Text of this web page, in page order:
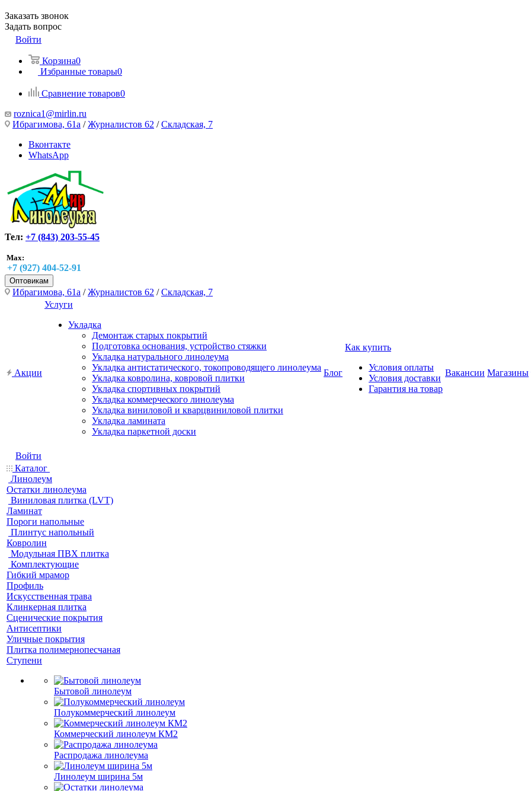
Заказать звонок
Задать вопрос
Войти
Корзина0
Избранные товары0
Сравнение товаров0
roznica1@mirlin.ru
Ибрагимова, 61а /Журналистов 62 /Складская, 7
Вконтакте
WhatsApp
Тел: +7 (843) 203-55-45
Max:
+7 (927) 404-52-91
Оптовикам
Ибрагимова, 61а /Журналистов 62 /Складская, 7
Акции
Услуги
Укладка
Демонтаж старых покрытий
Подготовка основания, устройство стяжки
Укладка натурального линолеума
Укладка антистатического, токопроводящего линолеума
Укладка ковролина, ковровой плитки
Укладка спортивных покрытий
Укладка коммерческого линолеума
Укладка виниловой и кварцвиниловой плитки
Укладка ламината
Укладка паркетной доски
Блог
Как купить
Условия оплаты
Условия доставки
Гарантия на товар
Вакансии Магазины
Войти
Каталог
Линолеум
Остатки линолеума
Виниловая плитка (LVT)
Ламинат
Пороги напольные
Плинтус напольный
Ковролин
Модульная ПВХ плитка
Комплектующие
Гибкий мрамор
Профиль
Искусственная трава
Клинкерная плитка
Сценические покрытия
Антисептики
Уличные покрытия
Плитка полимернопесчаная
Ступени
Бытовой линолеум
Полукоммерческий линолеум
Коммерческий линолеум КМ2
Распродажа линолеума
Линолеум ширина 5м